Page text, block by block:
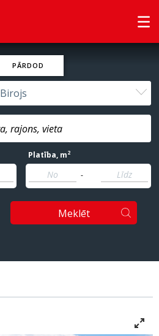
PĀRDOD
Birojs
Platība, m2
-
Meklēt